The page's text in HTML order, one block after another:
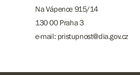
Na Vápence 915/14
130 00 Praha 3
e-mail: pristupnost@dia.gov.cz